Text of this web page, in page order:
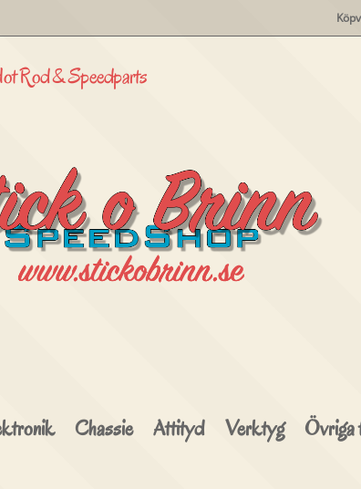
Rod & Speedparts
brinn
SpeedshopChassie Attityd Verktyg Övriga